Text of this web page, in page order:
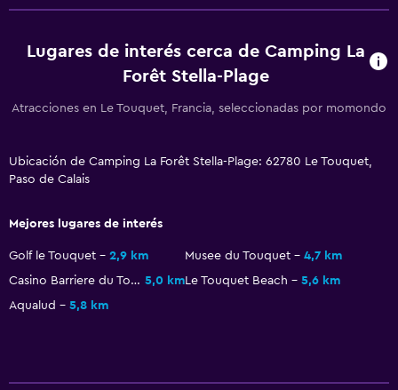
Insonorización
Baño privado
Ideal para familias
Cuna/cama nido disponibles
Zona cubierta de juegos
Equipo infantil para zona de juegos al aire libre
Lugares de interés cerca de Camping La
Forêt Stella-Plage
Atracciones en Le Touquet, Francia, seleccionadas por momondo
Ubicación de Camping La Forêt Stella-Plage: 62780 Le Touquet,
Paso de Calais
Mejores lugares de interés
Golf le Touquet 2,9 km Musee du Touquet
4,7 km
Casino Barriere du Touquet 5,0 kmLe Touquet Beach
5,6 km
Aqualud
5,8 km